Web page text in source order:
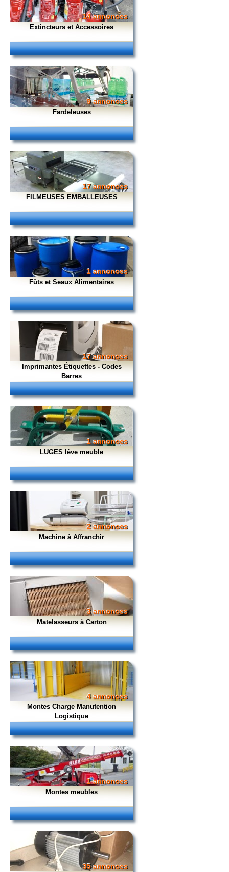
14 annonces
Extincteurs et Accessoires
9 annonces
Fardeleuses
17 annonces
FILMEUSES EMBALLEUSES
1 annonces
Fûts et Seaux Alimentaires
17 annonces
Imprimantes Étiquettes - Codes
Barres
1 annonces
LUGES lève meuble
2 annonces
Machine à Affranchir
3 annonces
Matelasseurs à Carton
4 annonces
Montes Charge Manutention
Logistique
1 annonces
Montes meubles
35 annonces